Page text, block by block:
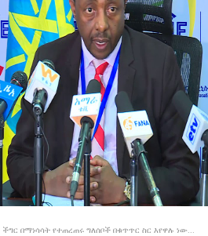
በማነሳሳት የተጠረጠሩ ግለሰቦች በቁጥጥር ስር እየዋሉ ነው...